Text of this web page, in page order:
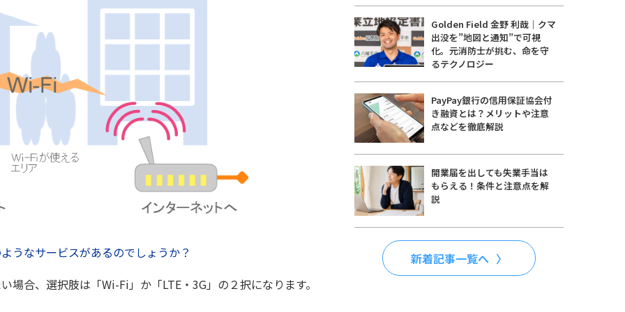
うなサービスがあるのでしょうか？
場合、選択肢は「Wi-Fi」か「LTE・3G」の２択になります。
Golden Field 金野 利哉｜クマ
出没を”地図と通知”で可視
化。元消防士が挑む、命を守
るテクノロジー
PayPay銀行の信用保証協会付
き融資とは？メリットや注意
点などを徹底解説
開業届を出しても失業手当は
もらえる！条件と注意点を解
説
新着記事一覧へ